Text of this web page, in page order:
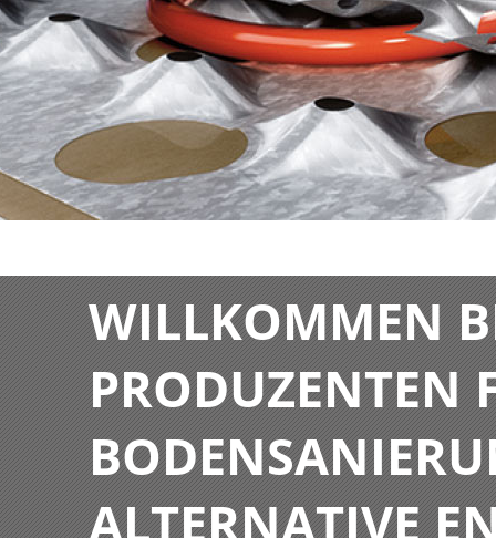
WILLKOMMEN
PRODUZENTEN
ALTERNATIVE